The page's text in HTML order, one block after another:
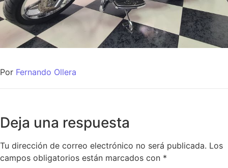
Por Fernando Ollera
Deja una respuesta
Tu dirección de correo electrónico no será publicada. Los
campos obligatorios están marcados con *